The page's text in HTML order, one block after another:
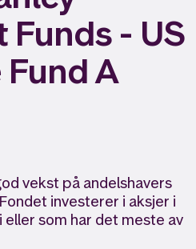
Funds - US
A
vekst på andelshavers
investerer i aksjer i
som har det meste av